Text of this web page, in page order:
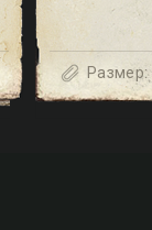
RusLev
Размер: